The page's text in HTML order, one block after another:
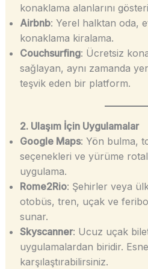
konaklama alanlarını
Airbnb: Yerel halktan oda,
konaklama kiralama.
Couchsurfing: Ücretsiz
sağlayan, aynı zamanda
teşvik eden bir platform.
2. Ulaşım İçin Uygulamalar
Google Maps: Yön bulma,
seçenekleri ve yürüme
uygulama.
Rome2Rio: Şehirler veya
otobüs, tren, uçak ve
sunar.
Skyscanner: Ucuz uçak
uygulamalardan biridir.
karşılaştırabilirsiniz.